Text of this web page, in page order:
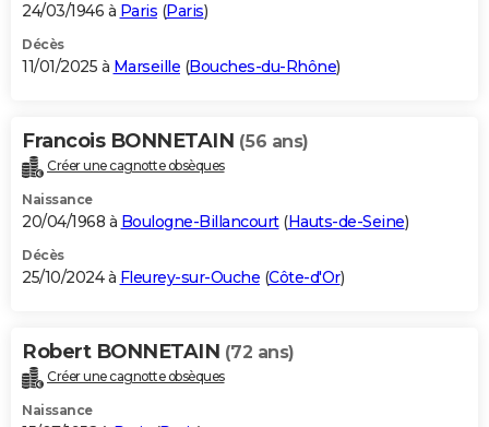
24/03/1946 à Paris (Paris)
Décès
11/01/2025 à Marseille (Bouches-du-Rhône)
Francois BONNETAIN (56 ans)
Créer une cagnotte obsèques
Naissance
20/04/1968 à Boulogne-Billancourt(Hauts-de-Seine)
Décès
25/10/2024 à Fleurey-sur-Ouche (Côte-d'Or)
Robert BONNETAIN (72 ans)
Créer une cagnotte obsèques
Naissance